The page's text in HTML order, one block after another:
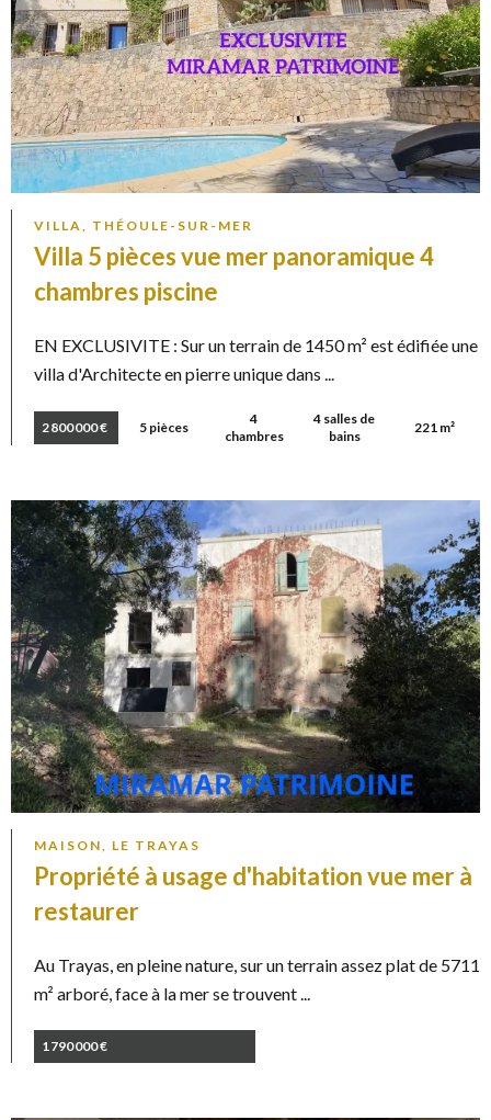
VILLA, THÉOULE-SUR-MER
Villa 5 pièces vue mer panoramique 4
chambres piscine
EN EXCLUSIVITE : Sur un terrain de 1450 m² est édifiée une
villa d'Architecte en pierre unique dans ...
2 800 000 € 5 pièces
4
chambres
4 salles de
bains
221 m²
MAISON, LE TRAYAS
Propriété à usage d'habitation vue mer à
restaurer
Au Trayas, en pleine nature, sur un terrain assez plat de 5711
m² arboré, face à la mer se trouvent ...
1 790 000 €